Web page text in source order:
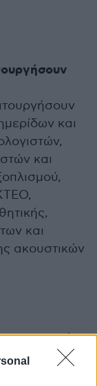
και
και
και
ακουστικών
υφυπουργός,
μέτρα και
αναλογία